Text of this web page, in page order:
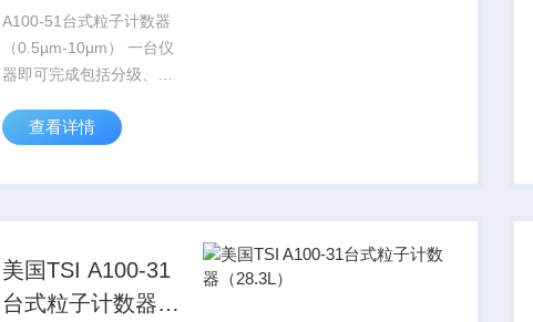
10µm）
A100-51台式粒子计数器
（0.5µm-10µm） 一台仪
器即可完成包括分级、监
体测试在内的各项工作、
见度高的指示状态 - LED
查看详情
美国TSI A100-31
台式粒子计数器